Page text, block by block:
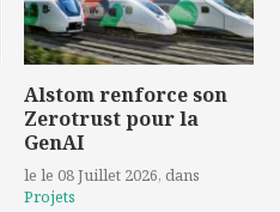
Alstom renforce son
Zerotrust pour la
GenAI
le le 08 Juillet 2026, dans
Projets